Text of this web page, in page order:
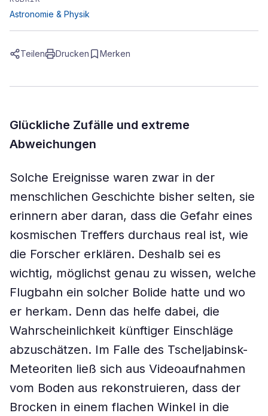
Astronomie & Physik
Teilen Drucken Merken
Glückliche Zufälle und extreme
Abweichungen
Solche Ereignisse waren zwar in der
menschlichen Geschichte bisher selten, sie
erinnern aber daran, dass die Gefahr eines
kosmischen Treffers durchaus real ist, wie
die Forscher erklären. Deshalb sei es
wichtig, möglichst genau zu wissen, welche
Flugbahn ein solcher Bolide hatte und wo
er herkam. Denn das helfe dabei, die
Wahrscheinlichkeit künftiger Einschläge
abzuschätzen. Im Falle des Tscheljabinsk-
Meteoriten ließ sich aus Videoaufnahmen
vom Boden aus rekonstruieren, dass der
Brocken in einem flachen Winkel in die